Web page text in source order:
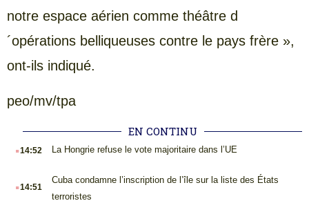
notre espace aérien comme théâtre d
´opérations belliqueuses contre le pays frère »,
ont-ils indiqué.
peo/mv/tpa
EN CONTINU
.14:52 La Hongrie refuse le vote majoritaire dans l’UE
.14:51
Cuba condamne l’inscription de l’île sur la liste des États
terroristes